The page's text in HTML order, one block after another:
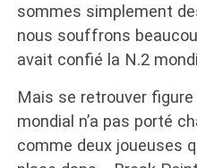
sommes simplement
nous souffrons
avait confié la N.2
Mais se retrouver
mondial n’a pas porté
comme deux joueuses